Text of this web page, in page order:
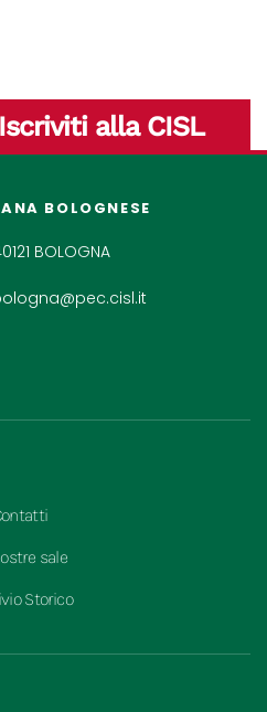
Iscriviti alla CISL
BOLOGNESE
BOLOGNA
sale
Storico